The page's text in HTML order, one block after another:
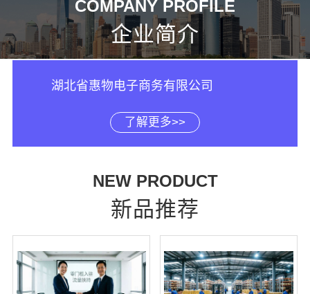
COMPANY PROFILE
企业简介
湖北省惠物电子商务有限公司
了解更多>>
NEW PRODUCT
新品推荐